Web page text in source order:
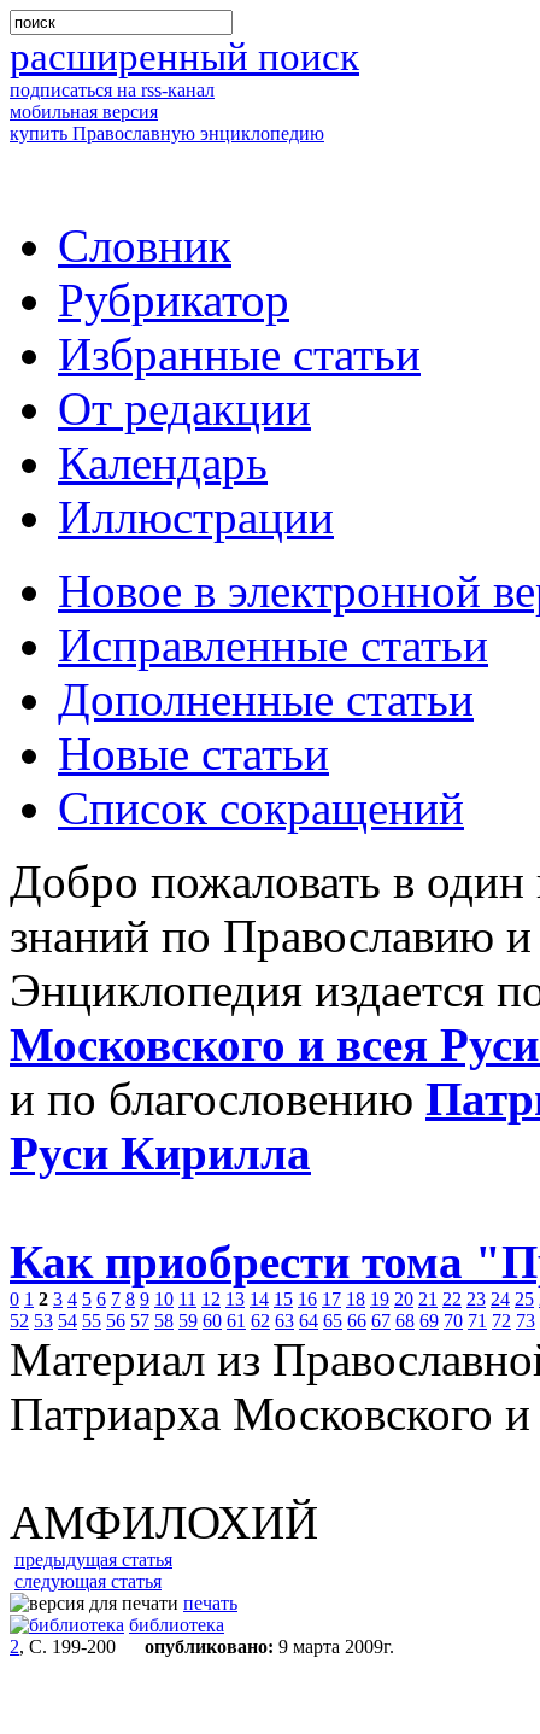
расширенный поиск
подписаться на rss-канал
мобильная версия
купить Православную энциклопедию
Словник
Рубрикатор
Избранные статьи
От редакции
Календарь
Иллюстрации
Новое в электронной
Исправленные статьи
Дополненные статьи
Новые статьи
Список сокращений
Добро пожаловать в
знаний по Православию
Энциклопедия издается
Московского и всея
и по благословению
Руси Кирилла
Как приобрести тома
0 1 2 3 4 5 6 7 8 9 10 11 12 13 14 15 16 17 18 19 20 21 22 23 24 25
52 53 54 55 56 57 58 59 60 61 62 63 64 65 66 67 68 69 70 71 72 73
Материал из
Патриарха Московского
АМФИЛОХИЙ
предыдущая статья
следующая статья
печать
библиотека
2, С. 199-200 опубликовано: 9 марта 2009г.